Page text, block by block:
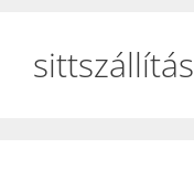
sittszállítás